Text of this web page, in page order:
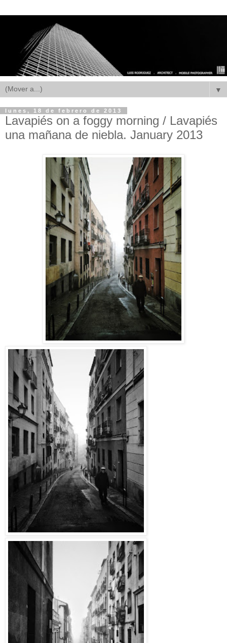
▼
lunes, 18 de febrero de 2013
Lavapiés on a foggy morning / Lavapiés
una mañana de niebla. January 2013